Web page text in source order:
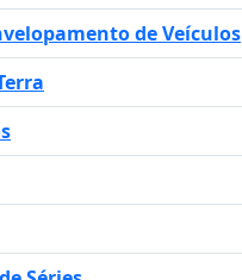
de Veículos